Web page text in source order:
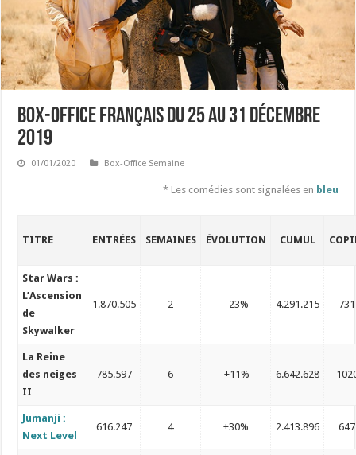
Box-office français du 25 au 31 décembre
2019
01/01/2020 Box-Office Semaine
* Les comédies sont signalées en bleu
TITRE ENTRÉES SEMAINES ÉVOLUTION CUMUL
Star Wars :
L’Ascension
de
Skywalker
1.870.505 2 -23% 4.291.215 731
La Reine
des neiges
II
785.597 6 +11% 6.642.628
Jumanji :
Next Level
616.247 4 +30% 2.413.896 647